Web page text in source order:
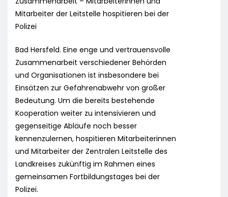
Mitarbeiter der Leitstelle hospitieren bei der
Polizei
Bad Hersfeld. Eine enge und vertrauensvolle
Zusammenarbeit verschiedener Behörden
und Organisationen ist insbesondere bei
Einsätzen zur Gefahrenabwehr von großer
Bedeutung. Um die bereits bestehende
Kooperation weiter zu intensivieren und
gegenseitige Abläufe noch besser
kennenzulernen, hospitieren Mitarbeiterinnen
und Mitarbeiter der Zentralen Leitstelle des
Landkreises zukünftig im Rahmen eines
gemeinsamen Fortbildungstages bei der
Polizei.